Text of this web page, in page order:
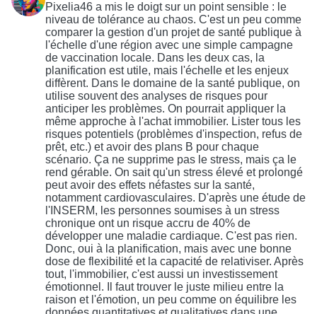
Pixelia46 a mis le doigt sur un point sensible : le
niveau de tolérance au chaos. C'est un peu comme
comparer la gestion d'un projet de santé publique à
l'échelle d'une région avec une simple campagne
de vaccination locale. Dans les deux cas, la
planification est utile, mais l'échelle et les enjeux
diffèrent. Dans le domaine de la santé publique, on
utilise souvent des analyses de risques pour
anticiper les problèmes. On pourrait appliquer la
même approche à l'achat immobilier. Lister tous les
risques potentiels (problèmes d'inspection, refus de
prêt, etc.) et avoir des plans B pour chaque
scénario. Ça ne supprime pas le stress, mais ça le
rend gérable. On sait qu'un stress élevé et prolongé
peut avoir des effets néfastes sur la santé,
notamment cardiovasculaires. D'après une étude de
l'INSERM, les personnes soumises à un stress
chronique ont un risque accru de 40% de
développer une maladie cardiaque. C'est pas rien.
Donc, oui à la planification, mais avec une bonne
dose de flexibilité et la capacité de relativiser. Après
tout, l'immobilier, c'est aussi un investissement
émotionnel. Il faut trouver le juste milieu entre la
raison et l'émotion, un peu comme on équilibre les